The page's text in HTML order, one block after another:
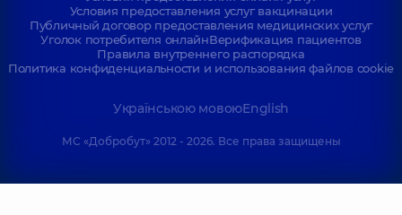
Условия предоставления услуг вакцинации
Публичный договор предоставления медицинских услуг
Уголок потребителя онлайнВерификация пациентов
Правила внутреннего распорядка
Политика конфиденциальности и использования файлов cookie
Українською мовоюEnglish
МС «Добробут» 2012 - 2026. Все права защищены